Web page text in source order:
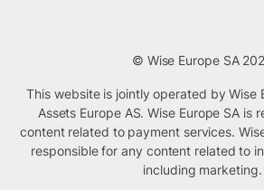
© Wise Europe SA
This website is jointly operated by Wise
Assets Europe AS. Wise Europe SA is
content related to payment services.
responsible for any content related to
including marketing.